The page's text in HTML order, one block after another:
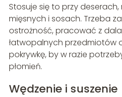
Stosuje się to przy
mięsnych i sosach. Trzeba
ostrożność, pracować z
łatwopalnych przedmiotów
pokrywkę, by w razie
płomień.
Wędzenie i suszenie